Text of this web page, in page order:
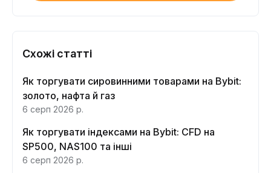
Схожі статті
Як торгувати сировинними товарами на Bybit:
золото, нафта й газ
6 серп 2026 р.
Як торгувати індексами на Bybit: CFD на
SP500, NAS100 та інші
6 серп 2026 р.